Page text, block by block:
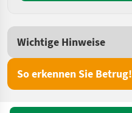
Wichtige Hinweise
So erkennen Sie Betrug!